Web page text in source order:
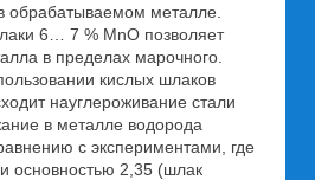
обрабатываемом металле.
6… 7 % MnO позволяет
в пределах марочного.
кислых шлаков
науглероживание стали
в металле водорода
с экспериментами, где
основностью 2,35 (шлак